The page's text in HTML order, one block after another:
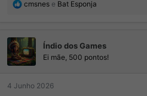
R
ç
õ
e
s
cmsnes e Bat Esponja
Índio dos Games
Ei mãe, 500 pontos!
4 Junho 2026